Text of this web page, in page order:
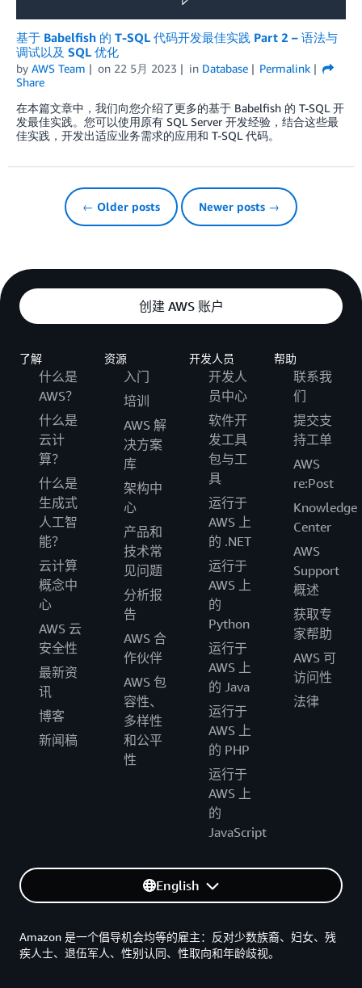
基于 Babelfish 的 T-SQL 代码开发最佳实践 Part 2 – 语法与
调试以及 SQL 优化
by AWS Team on 22 5月 2023 in Database
Permalink
Share
在本篇文章中，我们向您介绍了更多的基于 Babelfish 的 T-SQL 开
发最佳实践。您可以使用原有 SQL Server 开发经验，结合这些最
佳实践，开发出适应业务需求的应用和 T-SQL 代码。
← Older posts Newer posts →
创建 AWS 账户
了解
什么是
AWS？
什么是
云计
算？
什么是
生成式
人工智
能？
云计算
概念中
心
AWS 云
安全性
最新资
讯
博客
新闻稿
资源
入门
培训
AWS 解
决方案
库
架构中
心
产品和
技术常
见问题
分析报
告
AWS 合
作伙伴
AWS 包
容性、
多样性
和公平
性
开发人员
开发人
员中心
软件开
发工具
包与工
具
运行于
AWS 上
的 .NET
运行于
AWS 上
的
Python
运行于
AWS 上
的 Java
运行于
AWS 上
的 PHP
运行于
AWS 上
的
JavaScript
帮助
联系我
们
提交支
持工单
AWS
re:Post
Knowledge
Center
AWS
Support
概述
获取专
家帮助
AWS 可
访问性
法律
English
Amazon 是一个倡导机会均等的雇主：反对少数族裔、妇女、残
疾人士、退伍军人、性别认同、性取向和年龄歧视。